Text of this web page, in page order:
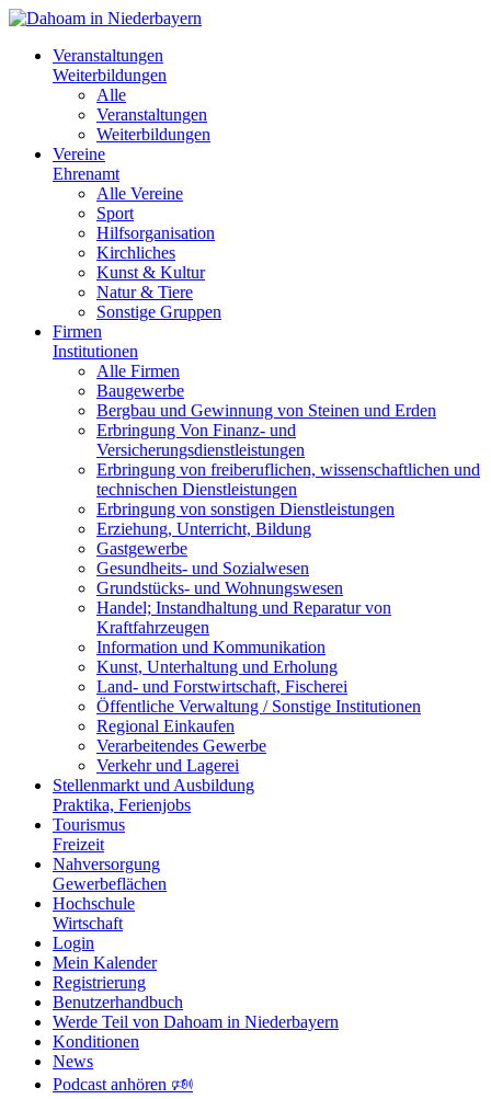
Veranstaltungen
Weiterbildungen
Alle
Veranstaltungen
Weiterbildungen
Vereine
Ehrenamt
Alle Vereine
Sport
Hilfsorganisation
Kirchliches
Kunst & Kultur
Natur & Tiere
Sonstige Gruppen
Firmen
Institutionen
Alle Firmen
Baugewerbe
Bergbau und Gewinnung von Steinen und Erden
Erbringung Von Finanz- und
Versicherungsdienstleistungen
Erbringung von freiberuflichen, wissenschaftlichen und
technischen Dienstleistungen
Erbringung von sonstigen Dienstleistungen
Erziehung, Unterricht, Bildung
Gastgewerbe
Gesundheits- und Sozialwesen
Grundstücks- und Wohnungswesen
Handel; Instandhaltung und Reparatur von
Kraftfahrzeugen
Information und Kommunikation
Kunst, Unterhaltung und Erholung
Land- und Forstwirtschaft, Fischerei
Öffentliche Verwaltung / Sonstige Institutionen
Regional Einkaufen
Verarbeitendes Gewerbe
Verkehr und Lagerei
Stellenmarkt und Ausbildung
Praktika, Ferienjobs
Tourismus
Freizeit
Nahversorgung
Gewerbeflächen
Hochschule
Wirtschaft
Login
Mein Kalender
Registrierung
Benutzerhandbuch
Werde Teil von Dahoam in Niederbayern
Konditionen
News
Podcast anhören 🕬